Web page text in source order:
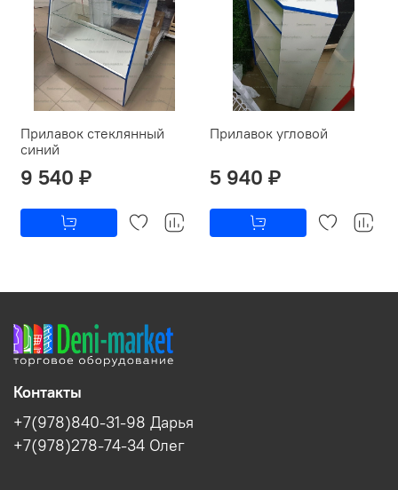
Прилавок стеклянный
синий
9 540 ₽
Прилавок угловой
5 940 ₽
Контакты
+7(978)840-31-98 Дарья
+7(978)278-74-34 Олег